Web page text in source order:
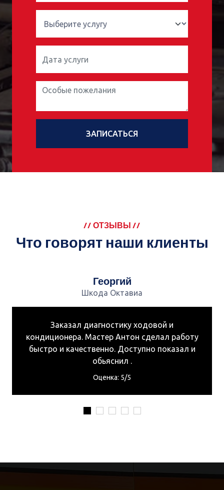
ЗАПИСАТЬСЯ
// ОТЗЫВЫ //
Что говорят наши клиенты
ходовой и
Антон сделал работу
Доступно показал и
Заказал
кондиционера.
быстро и